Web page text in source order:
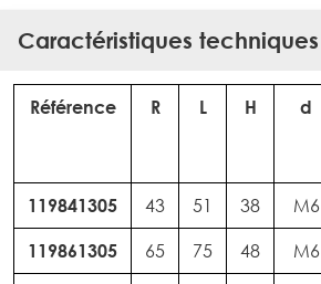
Caractéristiques techniques
Référence R L H d
119841305 43 51 38 M6
119861305 65 75 48 M6